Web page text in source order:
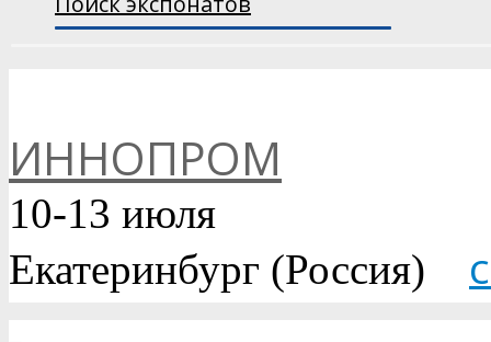
ИННОПРОМ
10-13 июля
Екатеринбург (Россия)